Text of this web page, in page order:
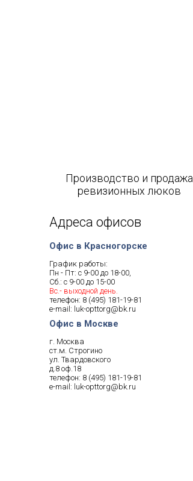
Производство и продажа
ревизионных люков
Адреса офисов
Офис в Красногорске
График работы:
Пн - Пт: с 9-00 до 18-00,
Сб.: с 9-00 до 15-00
Вс.- выходной день.
телефон: 8 (495) 181-19-81
e-mail: luk-opttorg@bk.ru
Офис в Москве
г. Москва
ст.м. Строгино
ул. Твардовского
д.8 оф.18
телефон: 8 (495) 181-19-81
e-mail: luk-opttorg@bk.ru